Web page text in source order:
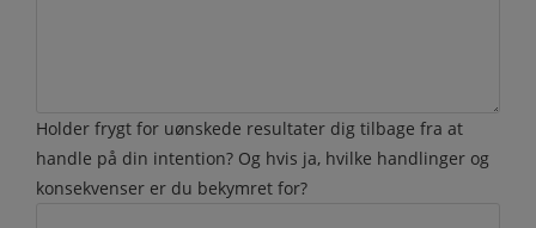
Holder frygt for uønskede resultater dig tilbage fra at
handle på din intention? Og hvis ja, hvilke handlinger og
konsekvenser er du bekymret for?